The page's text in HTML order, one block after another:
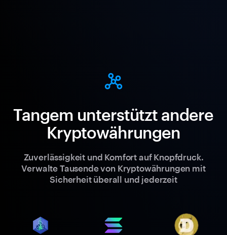
Tangem unterstützt andere
Kryptowährungen
Zuverlässigkeit und Komfort auf Knopfdruck.
Verwalte Tausende von Kryptowährungen mit
Sicherheit überall und jederzeit